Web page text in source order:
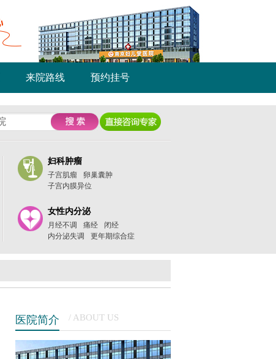
来院路线 预约挂号
妇科肿瘤
子宫肌瘤
卵巢囊肿
子宫内膜异位
女性内分泌
月经不调 痛经
闭经
内分泌失调
更年期综合症
医院简介 / ABOUT US